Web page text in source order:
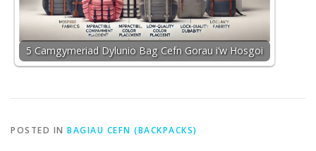
5 Camgymeriad Dylunio Bag Cefn Gorau i’w Hosgoi
POSTED IN BAGIAU CEFN (BACKPACKS)